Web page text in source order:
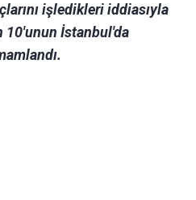
işledikleri iddiasıyla
10'unun İstanbul'da